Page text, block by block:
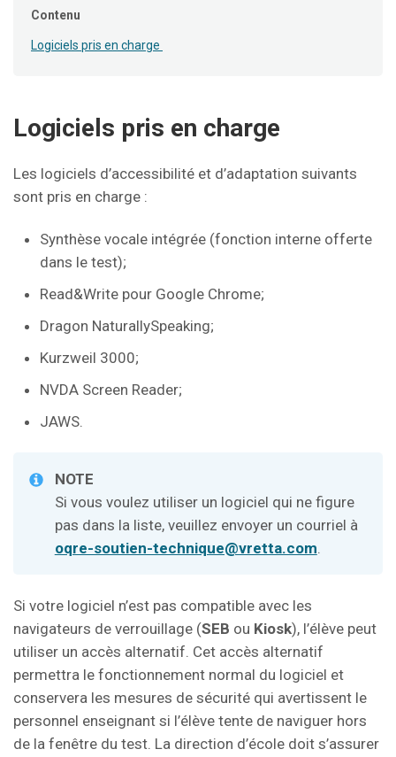
Contenu
Logiciels pris en charge
Logiciels pris en charge
Les logiciels d’accessibilité et d’adaptation suivants
sont pris en charge :
Synthèse vocale intégrée (fonction interne offerte
dans le test);
Read&Write pour Google Chrome;
Dragon NaturallySpeaking;
Kurzweil 3000;
NVDA Screen Reader;
JAWS.
NOTE
Si vous voulez utiliser un logiciel qui ne figure
pas dans la liste, veuillez envoyer un courriel à
oqre-soutien-technique@vretta.com.
Si votre logiciel n’est pas compatible avec les
navigateurs de verrouillage (SEB ou Kiosk), l’élève peut
utiliser un accès alternatif. Cet accès alternatif
permettra le fonctionnement normal du logiciel et
conservera les mesures de sécurité qui avertissent le
personnel enseignant si l’élève tente de naviguer hors
de la fenêtre du test. La direction d’école doit s’assurer